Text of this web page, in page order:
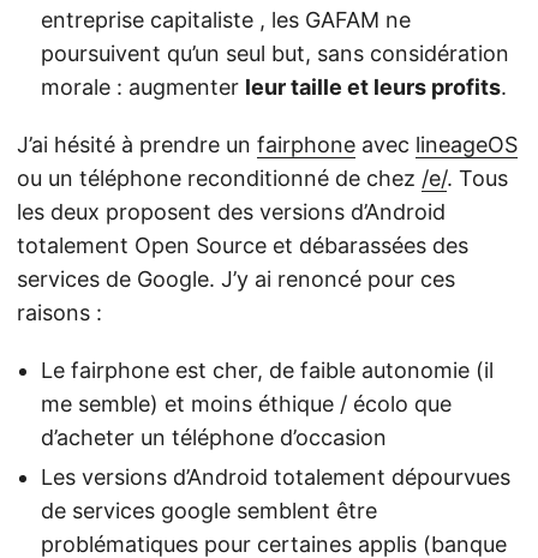
entreprise capitaliste , les GAFAM ne
poursuivent qu’un seul but, sans considération
morale : augmenter leur taille et leurs profits.
J’ai hésité à prendre un fairphone avec lineageOS
ou un téléphone reconditionné de chez /e/. Tous
les deux proposent des versions d’Android
totalement Open Source et débarassées des
services de Google. J’y ai renoncé pour ces
raisons :
Le fairphone est cher, de faible autonomie (il
me semble) et moins éthique / écolo que
d’acheter un téléphone d’occasion
Les versions d’Android totalement dépourvues
de services google semblent être
problématiques pour certaines applis (banque